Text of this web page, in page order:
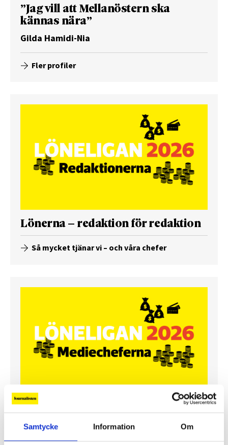
Samtycke Information Om
”Jag vill att Mellanöstern ska
kännas nära”
Gilda Hamidi-Nia
Fler profiler
Lönerna – redaktion för redaktion
Så mycket tjänar vi – och våra chefer
Så mycket tjänar mediecheferna
Så mycket tjänar 260 mediechefer